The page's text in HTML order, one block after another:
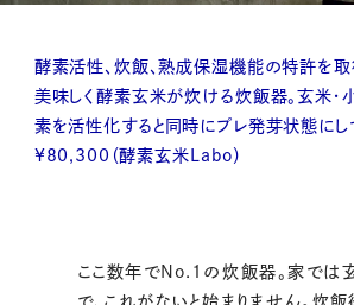
酵素活性、炊飯、熟成保湿機能の特許を取
美味しく酵素玄米が炊ける炊飯器。玄米・
素を活性化すると同時にプレ発芽状態にし
¥80,300（酵素玄米Labo）
ここ数年でNo.1の炊飯器。家では